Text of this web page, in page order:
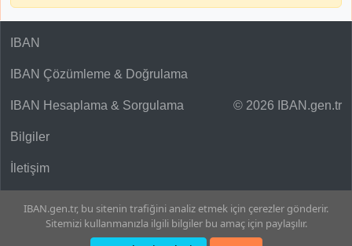
© 2026 IBAN.gen.tr
IBAN
IBAN Çözümleme & Doğrulama
IBAN Hesaplama & Sorgulama
Bilgiler
İletişim
IBAN.gen.tr, bu sitenin trafiğini analiz etmek için çerezler gönderir.
Sitemizi kullanmanızla ilgili bilgiler bu amaç için paylaşılır.